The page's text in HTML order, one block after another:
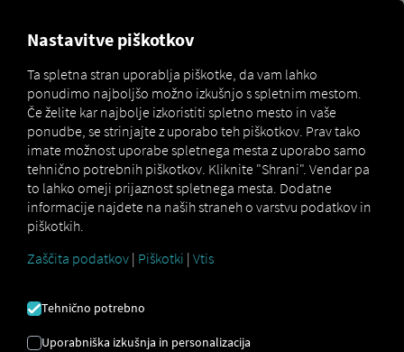
Marketplace Connectors IDHA Connect
IDHA CONNECT
Integracija zunanjega ponudnika
Ali uporabljate
lahko izboljšate s podatki iz naših
Nastavitve piškotkov
Ta spletna stran uporablja piškotke, da vam lahko
ponudimo najboljšo možno izkušnjo s spletnim mestom.
Če želite kar najbolje izkoristiti spletno mesto in vaše
ponudbe, se strinjajte z uporabo teh piškotkov. Prav tako
imate možnost uporabe spletnega mesta z uporabo samo
tehnično potrebnih piškotkov. Kliknite "Shrani". Vendar pa
to lahko omeji prijaznost spletnega mesta. Dodatne
informacije najdete na naših straneh o varstvu podatkov in
piškotkih.
Zaščita podatkov | Piškotki | Vtis
Tehnično potrebno
Uporabniška izkušnja in personalizacija